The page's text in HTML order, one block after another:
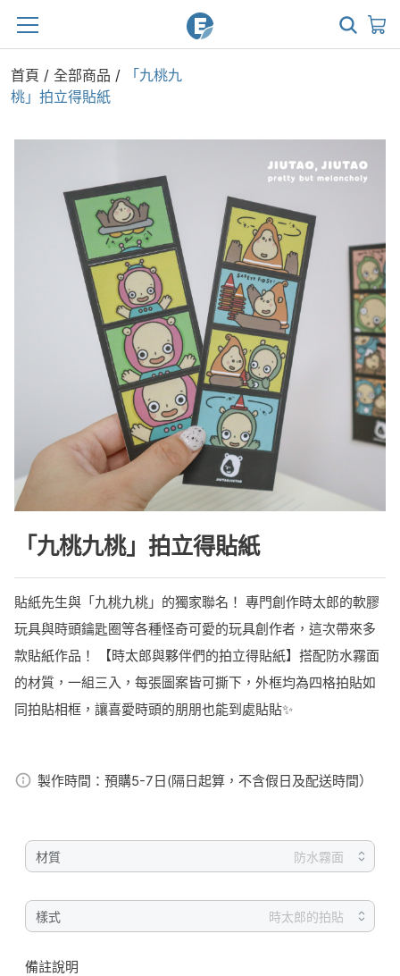
首頁 / 全部商品 /
「九桃九
桃」拍立得貼紙
「九桃九桃」拍立得貼紙
貼紙先生與「九桃九桃」的獨家聯名！ 專門創作時太郎的軟膠
玩具與時頭鑰匙圈等各種怪奇可愛的玩具創作者，這次帶來多
款貼紙作品！ 【時太郎與夥伴們的拍立得貼紙】搭配防水霧面
的材質，一組三入，每張圖案皆可撕下，外框均為四格拍貼如
同拍貼相框，讓喜愛時頭的朋朋也能到處貼貼✨
製作時間： 預購5-7日(隔日起算，不含假日及配送時間）
材質
樣式
備註說明